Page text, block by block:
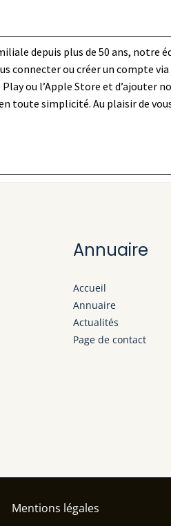
depuis plus de 50 ans, notre
connecter ou créer un compte
ou l’Apple Store et d’ajouter
simplicité. Au plaisir de
Annuaire
Accueil
Annuaire
Actualités
Page de contact
Mentions légales